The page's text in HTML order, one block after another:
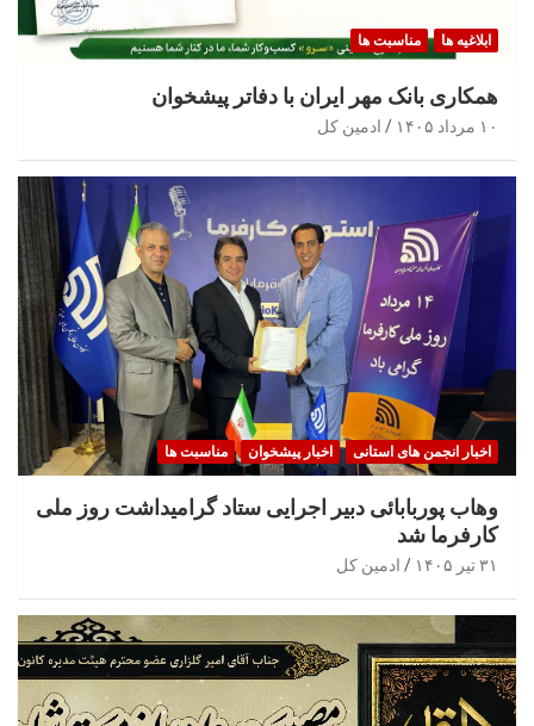
ابلاغیه ها مناسبت ها
همکاری بانک مهر ایران با دفاتر پیشخوان
۱۰ مرداد ۱۴۰۵ ادمین کل
اخبار انجمن های استانی اخبار پیشخوان مناسبت ها
وهاب پوربابائی دبیر اجرایی ستاد گرامیداشت روز ملی
کارفرما شد
۳۱ تیر ۱۴۰۵ ادمین کل